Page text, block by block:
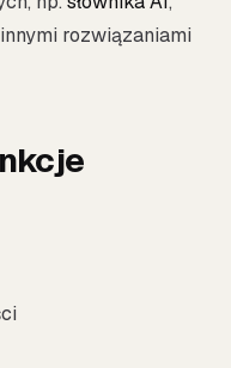
rozwiązaniami